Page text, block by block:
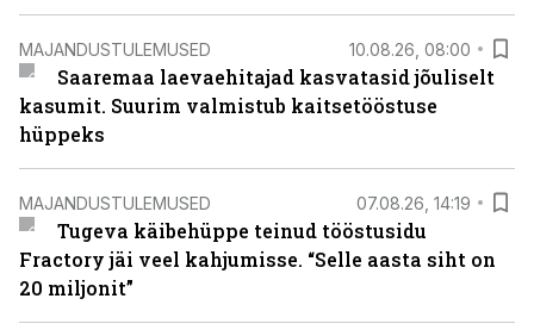
MAJANDUSTULEMUSED 10.08.26, 08:00
Saaremaa laevaehitajad kasvatasid jõuliselt
kasumit. Suurim valmistub kaitsetööstuse
hüppeks
MAJANDUSTULEMUSED 07.08.26, 14:19
Tugeva käibehüppe teinud tööstusidu
Fractory jäi veel kahjumisse. “Selle aasta siht on
20 miljonit”